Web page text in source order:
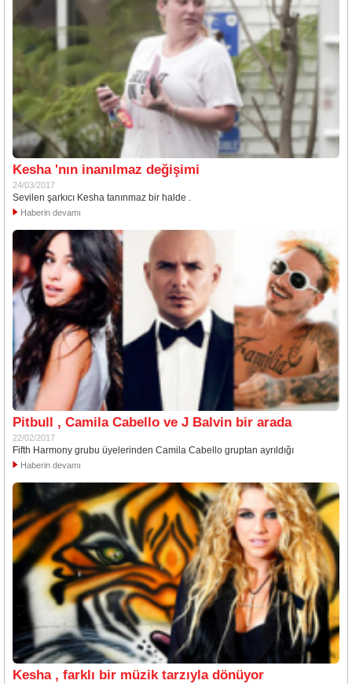
Kesha 'nın inanılmaz değişimi
24/03/2017
Sevilen şarkıcı Kesha tanınmaz bir halde .
Haberin devamı
Pitbull , Camila Cabello ve J Balvin bir arada
22/02/2017
Fifth Harmony grubu üyelerinden Camila Cabello gruptan ayrıldığı
Haberin devamı
Kesha , farklı bir müzik tarzıyla dönüyor